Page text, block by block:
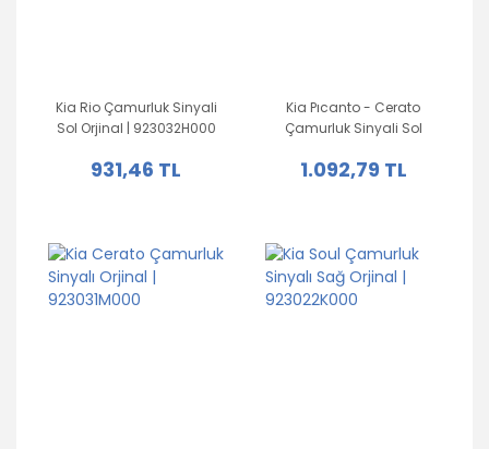
Kia Rio Çamurluk Sinyali
Sol Orjinal | 923032H000
931,46 TL
Kia Pıcanto - Cerato
Çamurluk Sinyali Sol
1.092,79 TL